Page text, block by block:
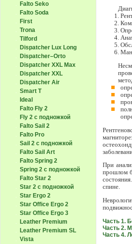
Falto Seko
Falto Soda
First
Trona
Tilford
Dispatcher Lux Long
Dispatcher–Orto
Dispatcher XXL Max
Dispatcher XXL
Dispatcher Air
Smart T
Ideal
Falto Fly 2
Fly 2 с подножкой
Falto Sail 2
Falto Pro
Sail 2 с подножкой
Falto Sail Art
Falto Spring 2
Spring 2 с подножкой
Falto Star 2
Star 2 с подножкой
Star Ergo 2
Star Office Ergo 2
Star Office Ergo 3
Leather Premium
Leather Premium SL
Vista
При
прошлом
спине.
Часть 1.
Часть 2.
Часть 4.